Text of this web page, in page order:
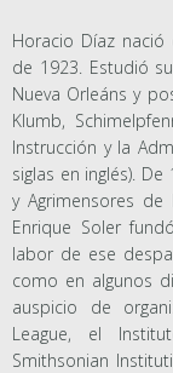
Horacio Díaz nació
de 1923. Estudió
Nueva Orleáns y
Klumb,
Instrucción y la
siglas en inglés).
y Agrimensores
Enrique Soler
labor de ese
como en algunos
auspicio de
League, el
Smithsonian